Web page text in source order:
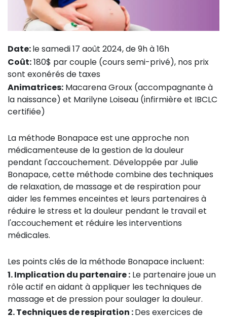
Date:le samedi 17 août 2024, de 9h à 16h
Coût:180$ par couple (cours semi-privé), nos prix
sont exonérés de taxes
Animatrices: Macarena Groux (accompagnante à
la naissance) et Marilyne Loiseau (infirmière et IBCLC
certifiée)
La méthode Bonapace est une approche non
médicamenteuse de la gestion de la douleur
pendant l'accouchement. Développée par Julie
Bonapace, cette méthode combine des techniques
de relaxation, de massage et de respiration pour
aider les femmes enceintes et leurs partenaires à
réduire le stress et la douleur pendant le travail et
l'accouchement et réduire les interventions
médicales.
Les points clés de la méthode Bonapace incluent:
1. Implication du partenaire : Le partenaire joue un
rôle actif en aidant à appliquer les techniques de
massage et de pression pour soulager la douleur.
2. Techniques de respiration :Des exercices de